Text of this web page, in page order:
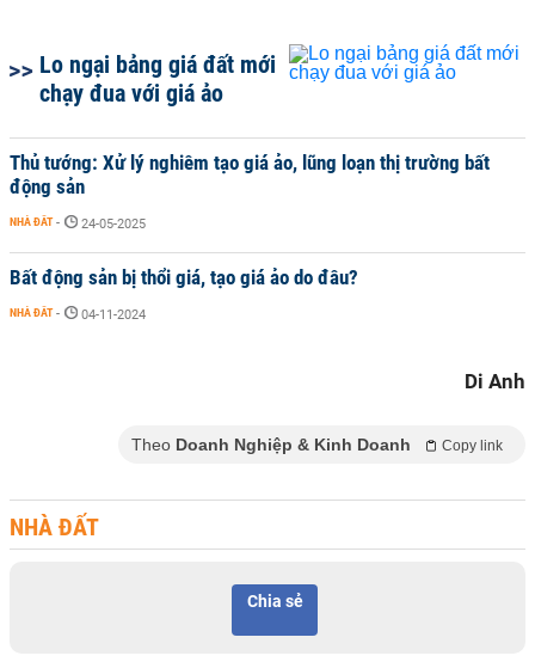
Lo ngại bảng giá đất mới
chạy đua với giá ảo
Thủ tướng: Xử lý nghiêm tạo giá ảo, lũng loạn thị trường bất
động sản
NHÀ ĐẤT - 24-05-2025
Bất động sản bị thổi giá, tạo giá ảo do đâu?
NHÀ ĐẤT - 04-11-2024
Di Anh
Theo Doanh Nghiệp & Kinh Doanh Copy link
NHÀ ĐẤT
Chia sẻ